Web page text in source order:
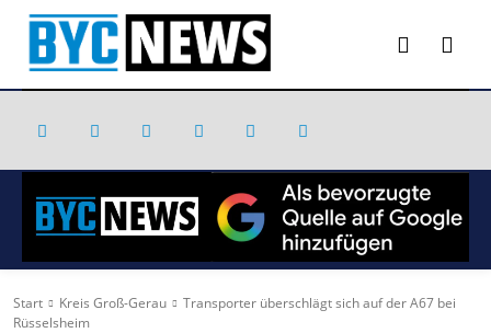
Start Kreis Groß-Gerau
Transporter überschlägt sich auf der A67 bei
Rüsselsheim